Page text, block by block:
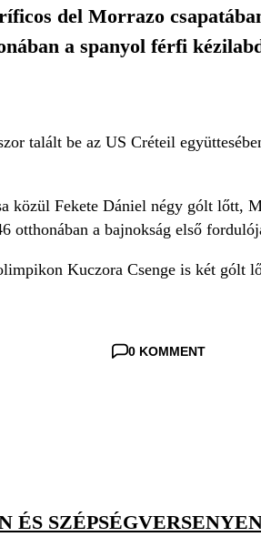
del Morrazo
a spanyol férfi
talált be az US Créteil
közül Fekete Dániel négy gólt lőtt,
otthonában a bajnokság első
Kuczora Csenge is két gólt
0 KOMMENT
ÉS